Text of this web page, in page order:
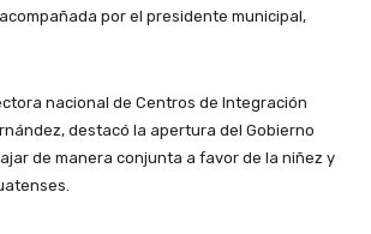
por el presidente municipal,
nacional de Centros de Integración
destacó la apertura del Gobierno
de manera conjunta a favor de la niñez y